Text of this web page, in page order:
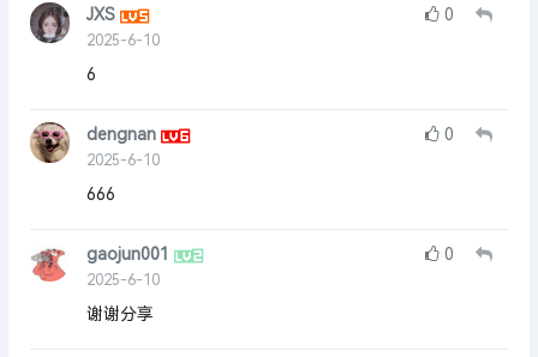
JXS
2025-6-10
0
6
dengnan
2025-6-10
0
666
gaojun001
2025-6-10
0
谢谢分享